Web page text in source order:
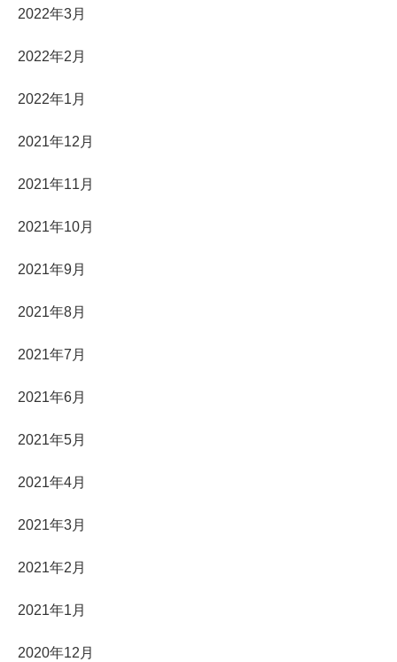
2022年3月
2022年2月
2022年1月
2021年12月
2021年11月
2021年10月
2021年9月
2021年8月
2021年7月
2021年6月
2021年5月
2021年4月
2021年3月
2021年2月
2021年1月
2020年12月